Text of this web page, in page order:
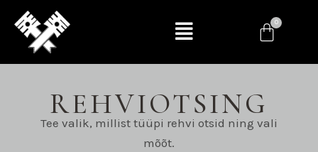
REHVIOTSING
Tee valik, millist tüüpi rehvi otsid ning vali
mõõt.